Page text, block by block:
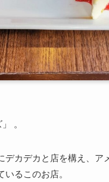
。
デカデカと店を構え、ア
るこのお店。